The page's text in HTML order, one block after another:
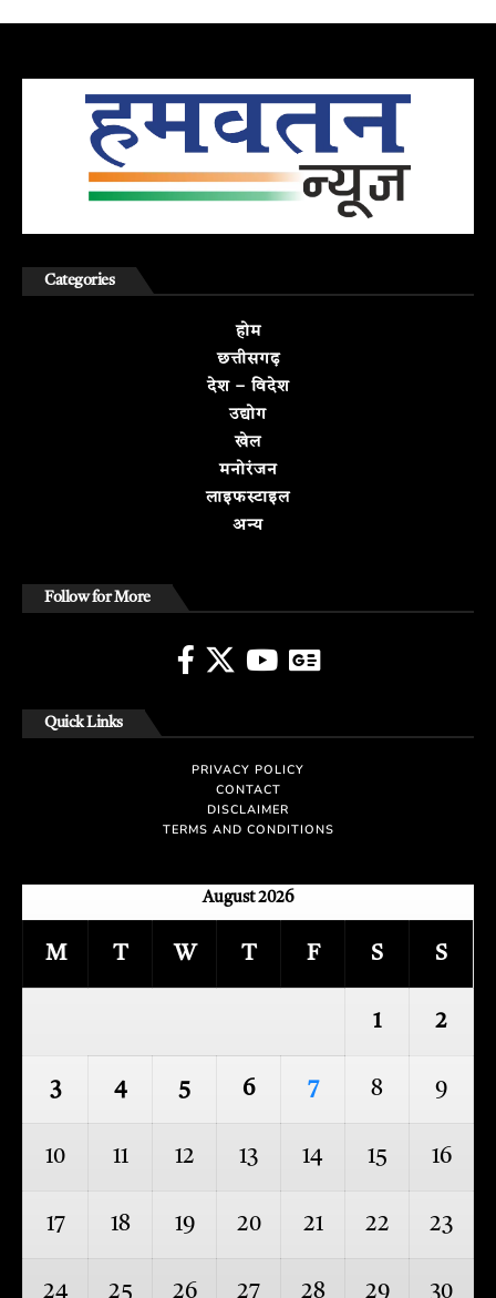
Categories
होम
छत्तीसगढ़
देश – विदेश
उद्योग
खेल
मनोरंजन
लाइफस्टाइल
अन्य
Follow for More
Quick Links
PRIVACY POLICY
CONTACT
DISCLAIMER
TERMS AND CONDITIONS
August 2026
M T W T F S S
1 2
3 4 5 6 7 8 9
10 11 12 13 14 15 16
17 18 19 20 21 22 23
24 25 26 27 28 29 30